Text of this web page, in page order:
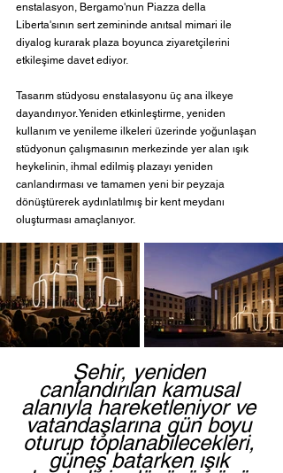
enstalasyon, Bergamo'nun Piazza della
Liberta'sının sert zemininde anıtsal mimari ile
diyalog kurarak plaza boyunca ziyaretçilerini
etkileşime davet ediyor.
Tasarım stüdyosu enstalasyonu üç ana ilkeye
dayandırıyor. Yeniden etkinleştirme, yeniden
kullanım ve yenileme ilkeleri üzerinde yoğunlaşan
stüdyonun çalışmasının merkezinde yer alan ışık
heykelinin, ihmal edilmiş plazayı yeniden
canlandırması ve tamamen yeni bir peyzaja
dönüştürerek aydınlatılmış bir kent meydanı
oluşturması amaçlanıyor.
Şehir, yeniden
canlandırılan kamusal
alanıyla hareketleniyor ve
vatandaşlarına gün boyu
oturup toplanabilecekleri,
güneş batarken ışık